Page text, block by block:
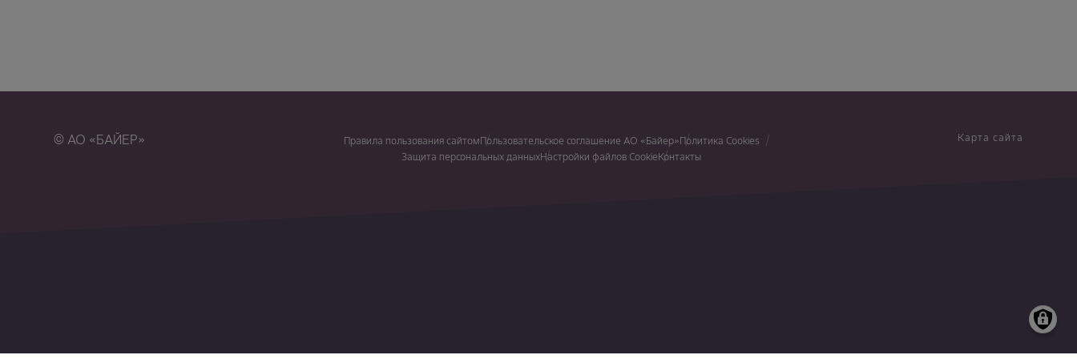
© АО «БАЙЕР» Правила пользования сайтомПользовательское соглашение АО «Байер»Политика Cookies
Защита персональных данныхНастройки файлов CookieКонтакты
Карта сайта